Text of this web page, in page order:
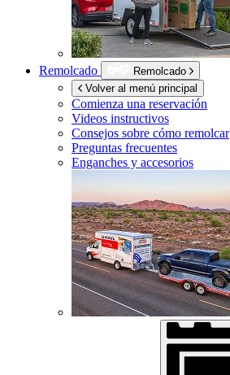
Remolcado
Remolcado
Volver al menú principal
Comienza una reservación
Videos instructivos
Consejos sobre cómo remolcar
Preguntas frecuentes
Enganches y accesorios